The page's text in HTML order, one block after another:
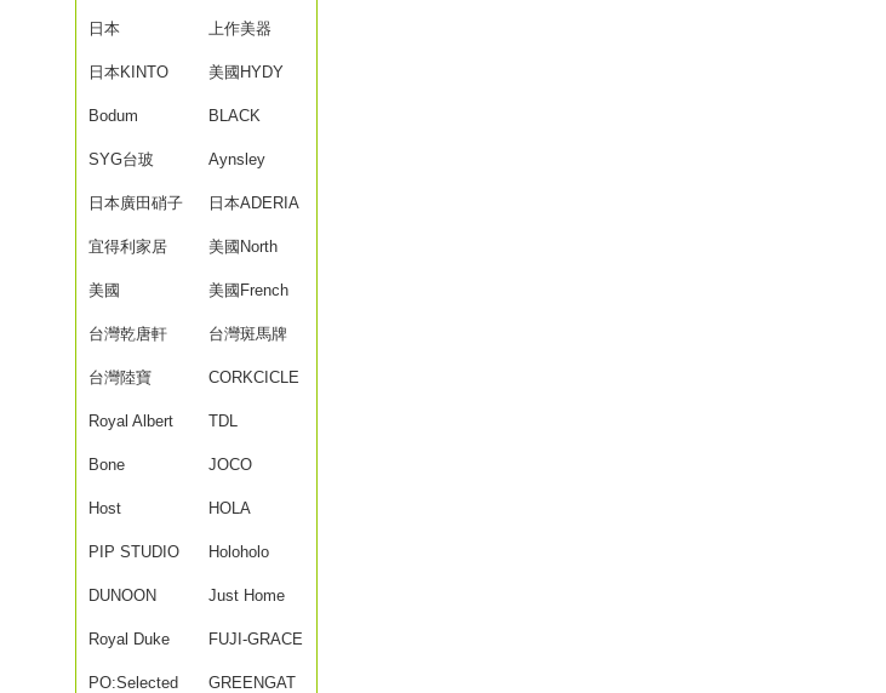
杯 TiANN
日本
NORITAKE
上作美器
日本KINTO 美國HYDY
Bodum BLACK
HAMMER
SYG台玻 Aynsley
日本廣田硝子 日本ADERIA
宜得利家居 美國North
Field
美國
Strawesome
美國French
Bull
台灣乾唐軒 台灣斑馬牌
ZEBRA
台灣陸寶
LohasPottery
CORKCICLE
酷仕客
Royal Albert TDL
Bone JOCO
Host HOLA
PIP STUDIO Holoholo
DUNOON Just Home
Royal Duke FUJI-GRACE
PO:Selected GREENGAT